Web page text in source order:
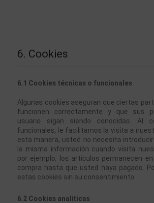
6. Cookies
6.1 Cookies técnicas o funcionales
Algunas cookies aseguran que ciertas
funcionen correctamente y que sus
usuario sigan siendo conocidas. Al
funcionales, le facilitamos la visita a
esta manera, usted no necesita
la misma información cuando visita
por ejemplo, los artículos permanecen
compra hasta que usted haya pagado.
estas cookies sin su consentimiento.
6.2 Cookies analíticas